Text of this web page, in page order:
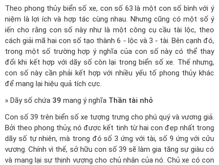
Theo phong thủy biển số xe, con số 63 là một con số bình với ý
niệm là lợi ích và hợp tác cùng nhau. Nhưng cũng có một số ý
iến cho rằng con số này như là một công cụ cầu tài lộc, theo
cách giải mã hai con số tạo thành 6 - lộc và 3 - tài. Bên cạnh đó,
trong một số trường hợp ý nghĩa của con số này có thể thay
đổi khi kết hợp với dãy số còn lại trong biển số xe. Thế nhưng,
con số này cần phải kết hợp với nhiều yếu tố phong thủy khác
để mang lại hiệu quả tích cực.
» Dãy số chứa 39 mang ý nghĩa Thần tài nhỏ
Con số 39 trên biển số xe tượng trưng cho phú quý và vương giả.
Bởi theo phong thủy, nó được kết tinh từ hai con đẹp nhất trong
dãy số tự nhiên, mà trong đó số 3 ứng với tài, số 9 ứng với cửu
vương. Chính vì thế, sở hữu con số 39 sẽ làm gia tăng sự giàu có
và mang lại sự thịnh vượng cho chủ nhân của nó. Chủ xe có con